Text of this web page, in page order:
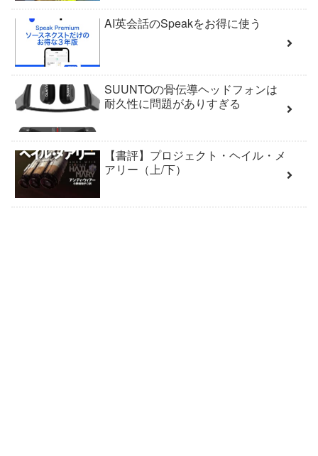
AI英会話のSpeakをお得に使う
SUUNTOの骨伝導ヘッドフォンは
耐久性に問題がありすぎる
【書評】プロジェクト・ヘイル・メ
アリー（上/下）